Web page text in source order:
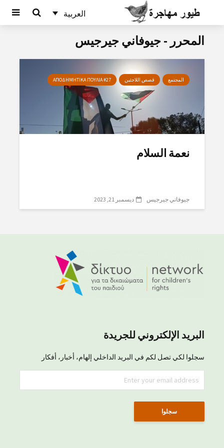
العربية
المحرر - جيوفاني جيرجيس
المجتمع قصص اللاجئين ΑΠΟΔΗΜΗΤΙΚΑ ΠΟΥΛΙΑ #27
نعمة السلام
جيوفاني جيرجيس ديسمبر 21, 2023
البريد الإلكتروني للجريدة
سجلوا لكي تصل لكم في البريد الداخلي إلهام، أخبار، أفكار